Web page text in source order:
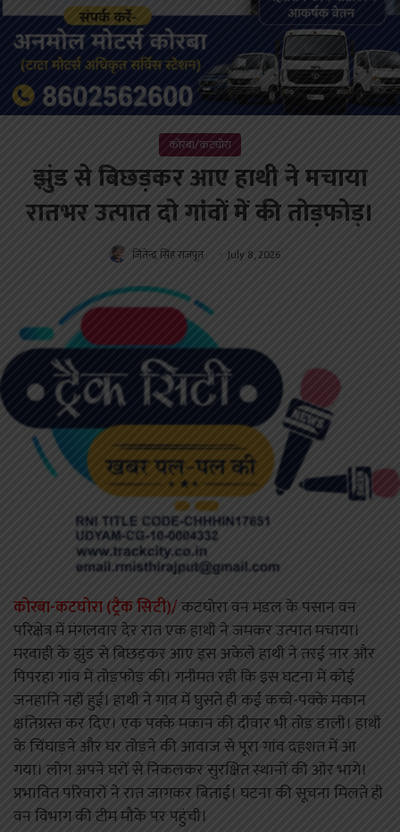
कोरबा/कटघोरा
झुंड से बिछड़कर आए हाथी ने मचाया
रातभर उत्पात दो गांवों में की तोड़फोड़।
जितेन्द्र सिंह राजपूत July 8, 2026
कोरबा-कटघोरा (ट्रैक सिटी)/कटघोरा वन मंडल के पसान वन
परिक्षेत्र में मंगलवार देर रात एक हाथी ने जमकर उत्पात मचाया।
मरवाही के झुंड से बिछड़कर आए इस अकेले हाथी ने तरई नार और
पिपरहा गांव में तोड़फोड़ की। गनीमत रही कि इस घटना में कोई
जनहानि नहीं हुई। हाथी ने गांव में घुसते ही कई कच्चे-पक्के मकान
क्षतिग्रस्त कर दिए। एक पक्के मकान की दीवार भी तोड़ डाली। हाथी
के चिंघाड़ने और घर तोड़ने की आवाज से पूरा गांव दहशत में आ
गया। लोग अपने घरों से निकलकर सुरक्षित स्थानों की ओर भागे।
प्रभावित परिवारों ने रात जागकर बिताई। घटना की सूचना मिलते ही
वन विभाग की टीम मौके पर पहुंची।